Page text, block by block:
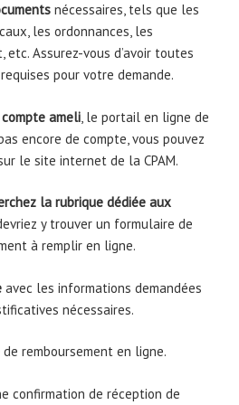
nécessaires, tels que les
les ordonnances, les
Assurez-vous d’avoir toutes
pour votre demande.
ameli, le portail en ligne de
encore de compte, vous pouvez
le site internet de la CPAM.
la rubrique dédiée aux
y trouver un formulaire de
à remplir en ligne.
avec les informations demandées
nécessaires.
de remboursement en ligne.
confirmation de réception de